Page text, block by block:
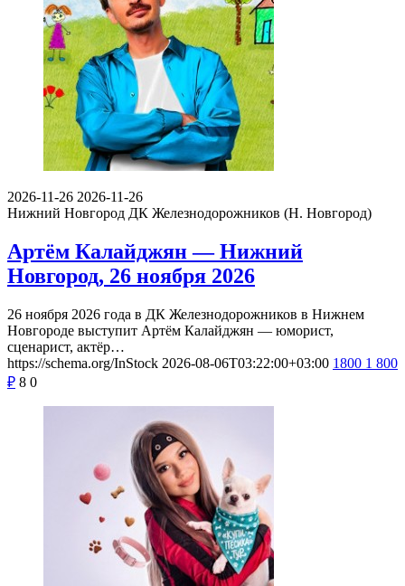
2026-11-26 2026-11-26
Нижний Новгород ДК Железнодорожников (Н. Новгород)
Артём Калайджян — Нижний
Новгород, 26 ноября 2026
26 ноября 2026 года в ДК Железнодорожников в Нижнем
Новгороде выступит Артём Калайджян — юморист,
сценарист, актёр…
https://schema.org/InStock 2026-08-06T03:22:00+03:00 1800 1 800
₽ 8 0